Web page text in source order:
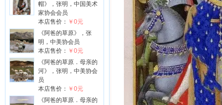
帽》，张明，中国美术
家协会会员
本店售价： ￥0元
《阿爸的草原》，张
明，中美协会员
本店售价： ￥0元
《阿爸的草原．母亲的
河》，张明，中美协会
员
本店售价： ￥0元
《阿爸的草原．母亲的